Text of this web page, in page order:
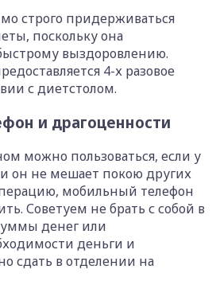
строго придерживаться
поскольку она
выздоровлению.
4-х разовое
с диетстолом.
и драгоценности
можно пользоваться, если у
он не мешает покою других
мобильный телефон
Советуем не брать с собой в
денег или
деньги и
сдать в отделении на